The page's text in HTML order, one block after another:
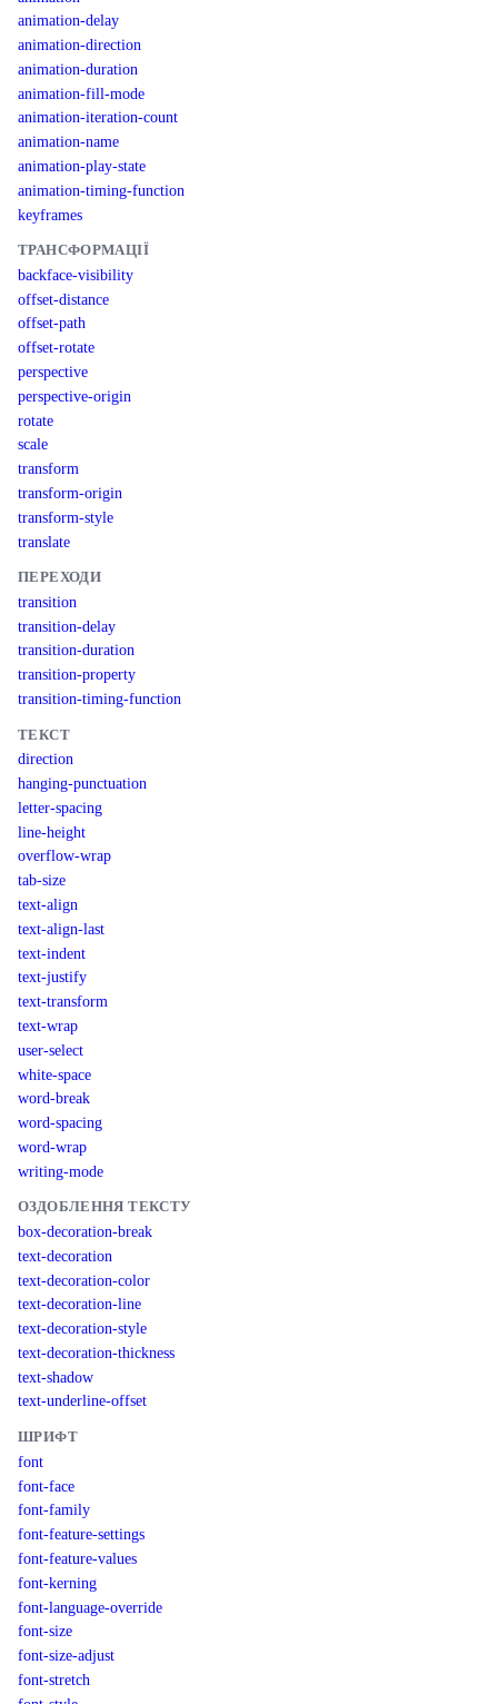
animation-delay
animation-direction
animation-duration
animation-fill-mode
animation-iteration-count
animation-name
animation-play-state
animation-timing-function
keyframes
ТРАНСФОРМАЦІЇ
backface-visibility
offset-distance
offset-path
offset-rotate
perspective
perspective-origin
rotate
scale
transform
transform-origin
transform-style
translate
ПЕРЕХОДИ
transition
transition-delay
transition-duration
transition-property
transition-timing-function
ТЕКСТ
direction
hanging-punctuation
letter-spacing
line-height
overflow-wrap
tab-size
text-align
text-align-last
text-indent
text-justify
text-transform
text-wrap
user-select
white-space
word-break
word-spacing
word-wrap
writing-mode
ОЗДОБЛЕННЯ ТЕКСТУ
box-decoration-break
text-decoration
text-decoration-color
text-decoration-line
text-decoration-style
text-decoration-thickness
text-shadow
text-underline-offset
ШРИФТ
font
font-face
font-family
font-feature-settings
font-feature-values
font-kerning
font-language-override
font-size
font-size-adjust
font-stretch